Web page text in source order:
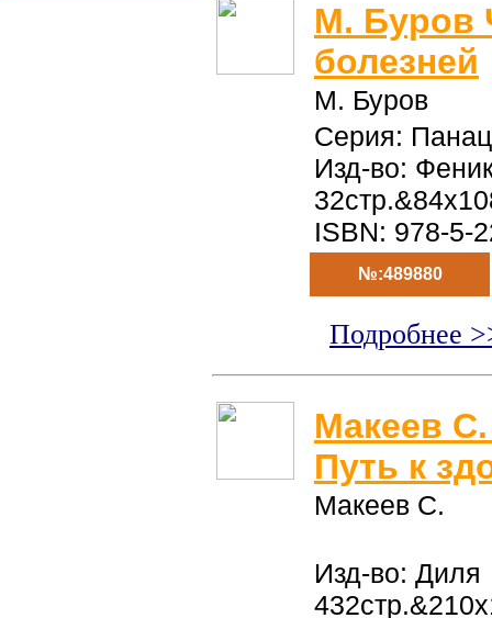
М. Буров
болезней
М. Буров
Серия:
Изд-во:
ISBN: 978-5-
№:489880
Подробнее
Макеев
Путь к
Макеев С.
Изд-во: Диля